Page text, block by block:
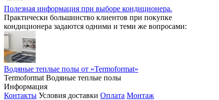
Полезная информация при выборе кондиционера.
Практически большинство клиентов при покупке
кондиционера задаются одними и теми же вопросами:
Водяные теплые полы от «Termoformat»
Termoformat Водяные теплые полы
Информация
Контакты Условия доставки Оплата Монтаж